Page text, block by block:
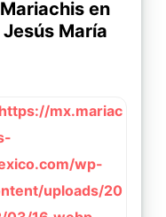
Mariachis en
Jesús María